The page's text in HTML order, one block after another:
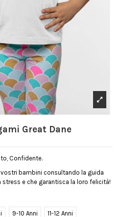
Great Dane
Confidente.
bambini consultando la guida
stress e che garantisca la loro felicità!
9-10 Anni 11-12 Anni